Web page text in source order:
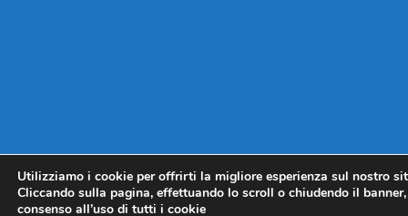
Utilizziamo i cookie per offrirti la migliore esperienza sul nostro
Cliccando sulla pagina, effettuando lo scroll o chiudendo il
consenso all’uso di tutti i cookie